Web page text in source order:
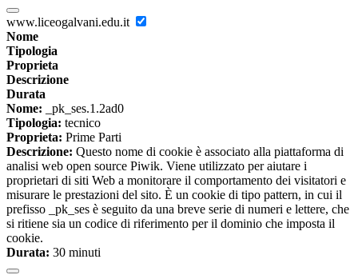
www.liceogalvani.edu.it
Nome
Tipologia
Proprieta
Descrizione
Durata
Nome: _pk_ses.1.2ad0
Tipologia: tecnico
Proprieta: Prime Parti
Descrizione: Questo nome di cookie è associato alla piattaforma di
analisi web open source Piwik. Viene utilizzato per aiutare i
proprietari di siti Web a monitorare il comportamento dei visitatori e
misurare le prestazioni del sito. È un cookie di tipo pattern, in cui il
prefisso _pk_ses è seguito da una breve serie di numeri e lettere, che
si ritiene sia un codice di riferimento per il dominio che imposta il
cookie.
Durata: 30 minuti